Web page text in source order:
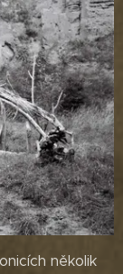
několik